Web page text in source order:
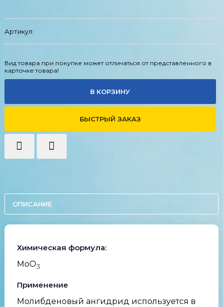
Артикул:
Вид товара при покупке может отличаться от представленного в
карточке товара!
В КОРЗИНУ
БЫСТРЫЙ ЗАКАЗ
ОПИСАНИЕ
Химическая формула:
MoO3
Применение
Молибденовый ангидрид используется в